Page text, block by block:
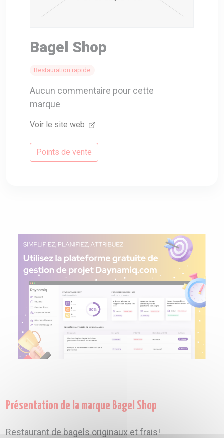
Bagel Shop
Restauration rapide
Aucun commentaire pour cette
marque
Voir le site web
Points de vente
Présentation de la marque Bagel Shop
Restaurant de bagels originaux et frais!